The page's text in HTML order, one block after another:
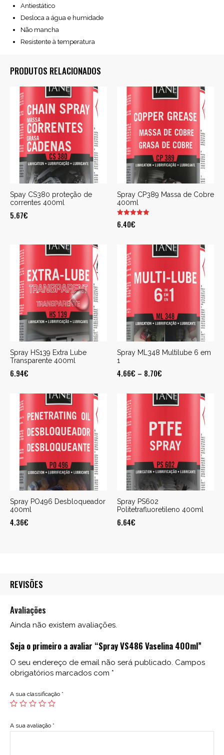
Antiestático
Desloca a água e humidade
Não mancha
Resistente à temperatura
PRODUTOS RELACIONADOS
Spay CS380 proteção de
correntes 400ml
5.67€
Spray CP389 Massa de Cobre
400ml
6.40€
Spray HS139 Extra Lube
Transparente 400ml
6.94€
Spray ML348 Multilube 6 em
1
4.66€ – 8.70€
Spray PO496 Desbloqueador
400ml
4.36€
Spray PS602
Politetrafluoretileno 400ml
6.64€
REVISÕES
Avaliações
Ainda não existem avaliações.
Seja o primeiro a avaliar “Spray VS486 Vaselina 400ml”
O seu endereço de email não será publicado. Campos
obrigatórios marcados com *
A sua classificação *
A sua avaliação *